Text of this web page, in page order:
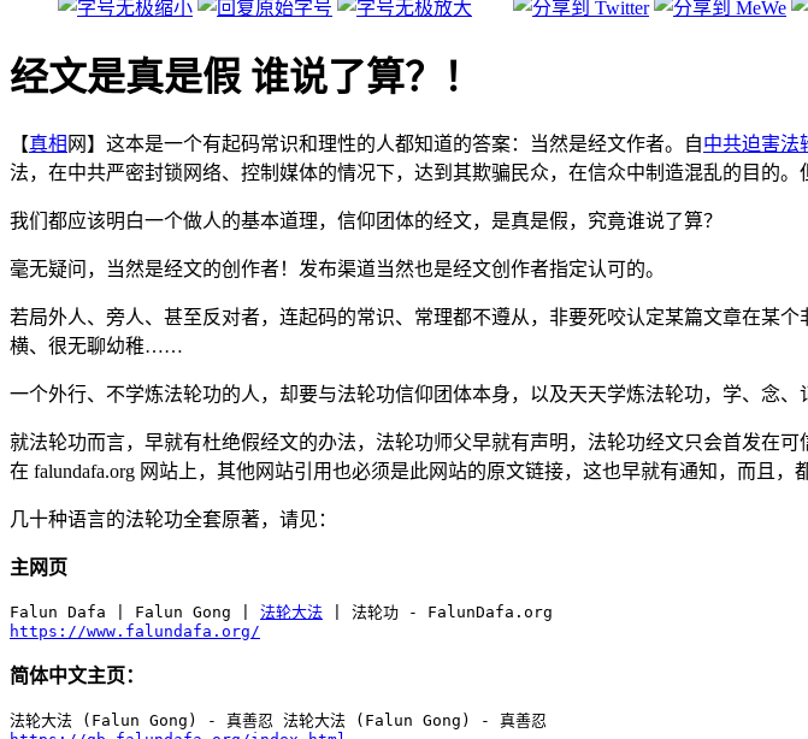
经文是真是假 谁说了算？！
【真相 网】这本是一个有起码常识和理性的人都知道的答案：当然是经文作者。自中共迫害法
法，在中共严密封锁网络、控制媒体的情况下，达到其欺骗民众，在信众中制造混乱的目的。
我们都应该明白一个做人的基本道理，信仰团体的经文，是真是假，究竟谁说了算？
毫无疑问，当然是经文的创作者！发布渠道当然也是经文创作者指定认可的。
若局外人、旁人、甚至反对者，连起码的常识、常理都不遵从，非要死咬认定某篇文章在某
横、很无聊幼稚……
一个外行、不学炼法轮功的人，却要与法轮功信仰团体本身，以及天天学炼法轮功，学、念
就法轮功而言，早就有杜绝假经文的办法，法轮功师父早就有声明，法轮功经文只会首发在
在 falundafa.org 网站上，其他网站引用也必须是此网站的原文链接，这也早就有通知，而且
几十种语言的法轮功全套原著，请见：
主网页
Falun Dafa | Falun Gong | 法轮大法
https://www.falundafa.org/
简体中文主页：